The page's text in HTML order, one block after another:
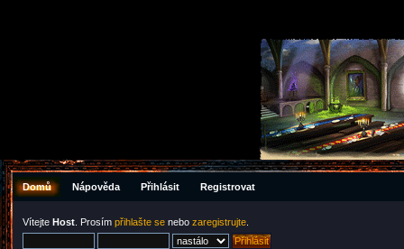
Domů Nápověda Přihlásit Registrovat
Vítejte Host . Prosím přihlašte se nebo zaregistrujte